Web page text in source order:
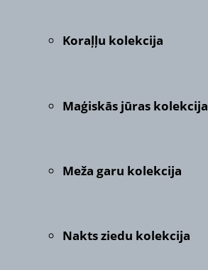
Koraļļu kolekcija
Maģiskās jūras kolekcija
Meža garu kolekcija
Nakts ziedu kolekcija